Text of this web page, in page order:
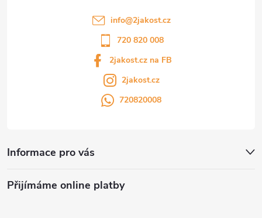
info@2jakost.cz
720 820 008
2jakost.cz na FB
2jakost.cz
720820008
Informace pro vás
Přijímáme online platby